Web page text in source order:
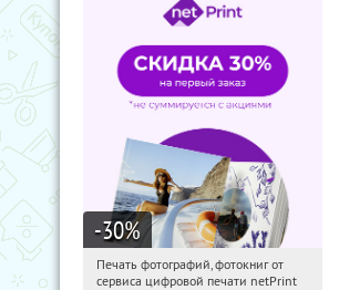
-30%
00:44:53 Получили:
Печать фотографий, фотокниг от
сервиса цифровой печати netPrint